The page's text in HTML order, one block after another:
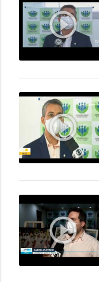
play_circle_outline
play_circle_outline
play_circle_outline